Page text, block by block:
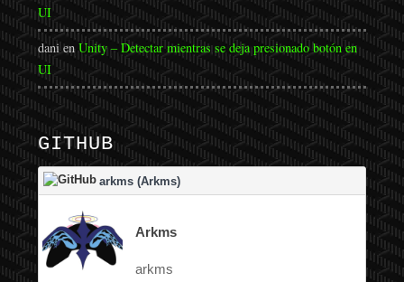
UI
danienUnity – Detectar mientras se deja presionado botón en
UI
GITHUB
arkms (Arkms)
Arkms
arkms